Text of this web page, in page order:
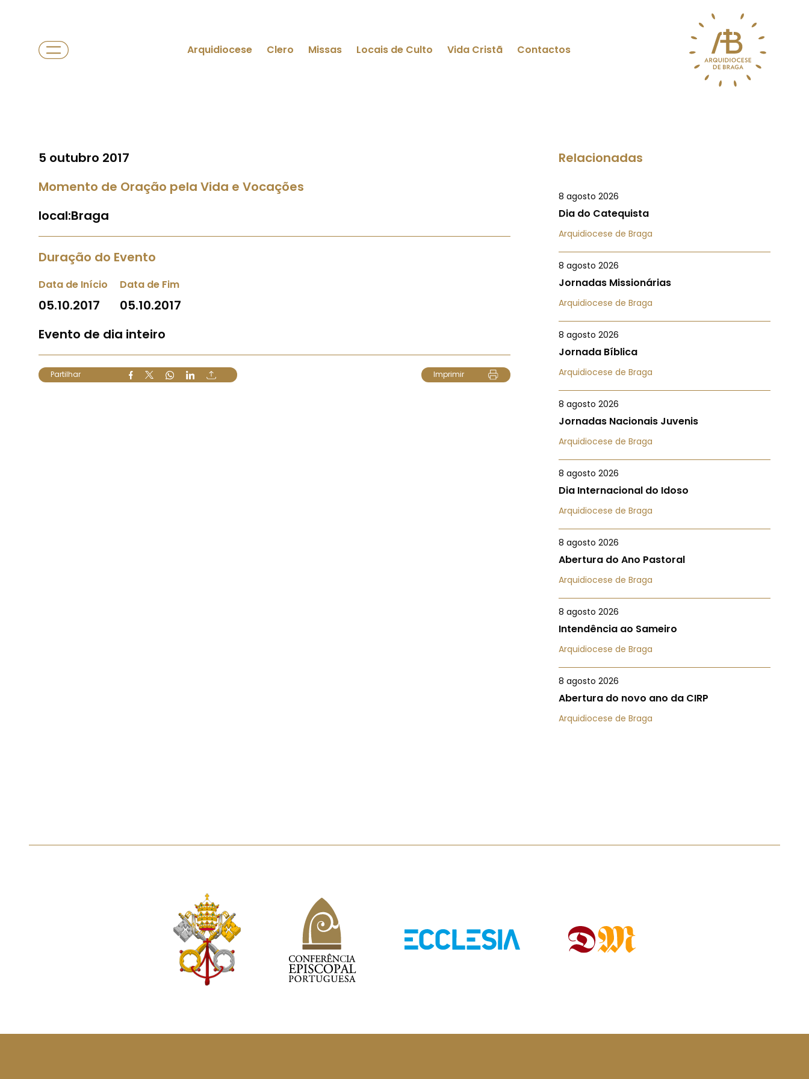
Arquidiocese Clero Missas Locais de Culto Vida Cristã Contactos
5 outubro 2017
Momento de Oração pela Vida e Vocações
local:Braga
Duração do Evento
Data de Início
05.10.2017
Data de Fim
05.10.2017
Evento de dia inteiro
Partilhar Imprimir
Relacionadas
8 agosto 2026
Dia do Catequista
Arquidiocese de Braga
8 agosto 2026
Jornadas Missionárias
Arquidiocese de Braga
8 agosto 2026
Jornada Bíblica
Arquidiocese de Braga
8 agosto 2026
Jornadas Nacionais Juvenis
Arquidiocese de Braga
8 agosto 2026
Dia Internacional do Idoso
Arquidiocese de Braga
8 agosto 2026
Abertura do Ano Pastoral
Arquidiocese de Braga
8 agosto 2026
Intendência ao Sameiro
Arquidiocese de Braga
8 agosto 2026
Abertura do novo ano da CIRP
Arquidiocese de Braga